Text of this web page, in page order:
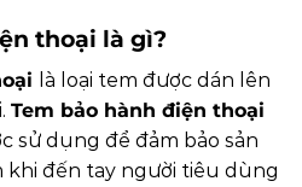
thoại là gì?
là loại tem được dán lên
Tem bảo hành điện thoại
sử dụng để đảm bảo sản
đến tay người tiêu dùng